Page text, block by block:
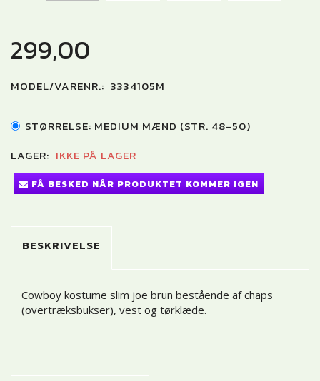
299,00
MODEL/VARENR.: 3334105M
STØRRELSE: MEDIUM MÆND (STR. 48-50)
LAGER: IKKE PÅ LAGER
FÅ BESKED NÅR PRODUKTET KOMMER IGEN
BESKRIVELSE
Cowboy kostume slim joe brun bestående af chaps
(overtræksbukser), vest og tørklæde.